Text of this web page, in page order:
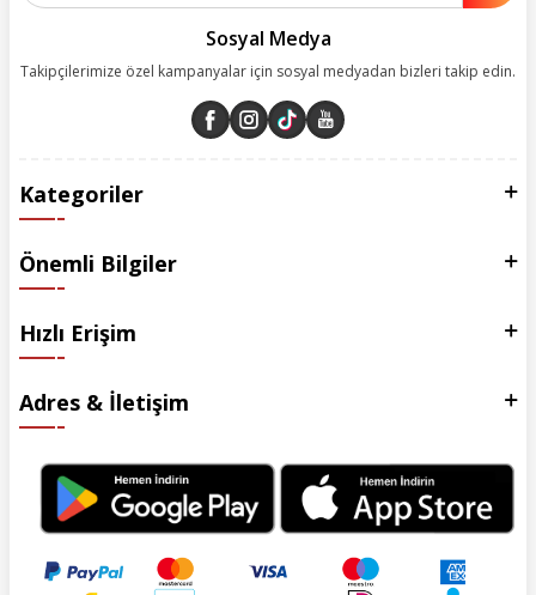
Sosyal Medya
Takipçilerimize özel kampanyalar için sosyal medyadan bizleri takip edin.
Kategoriler
Önemli Bilgiler
Hızlı Erişim
Adres & İletişim